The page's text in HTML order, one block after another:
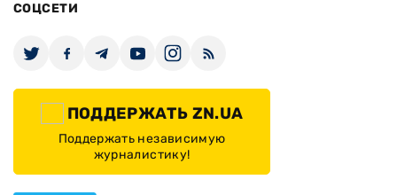
СОЦСЕТИ
ПОДДЕРЖАТЬ ZN.UA
Поддержать независимую
журналистику!